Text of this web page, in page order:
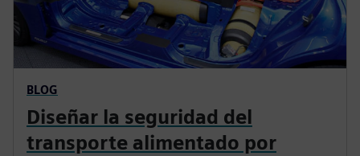
BLOG
Diseñar la seguridad del
transporte alimentado por